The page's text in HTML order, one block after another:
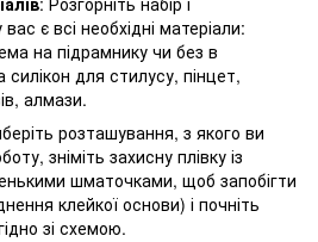
є всі необхідні матеріали:
на підрамнику чи без в
для стилусу, пінцет,
алмази.
розташування, з якого ви
зніміть захисну плівку із
шматочками, щоб запобігти
клейкої основи) і почніть
зі схемою.